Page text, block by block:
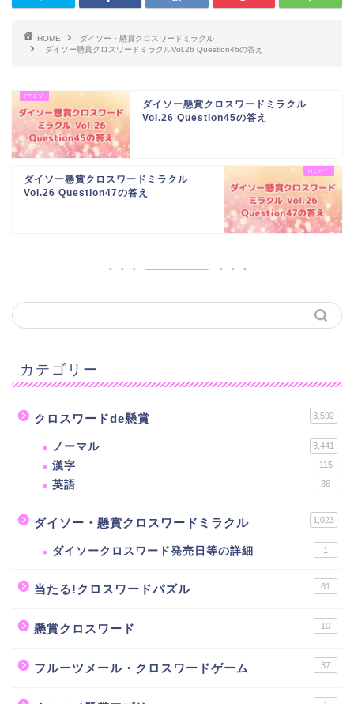
HOME
ダイソー・懸賞クロスワードミラクル
ダイソー懸賞クロスワードミラクルVol.26 Question46の答え
ダイソー懸賞クロスワードミラクル
Vol.26 Question45の答え
ダイソー懸賞クロスワードミラクル
Vol.26 Question47の答え
カテゴリー
クロスワードde懸賞 3,592
ノーマル 3,441
漢字 115
英語 36
ダイソー・懸賞クロスワードミラクル 1,023
ダイソークロスワード発売日等の詳細 1
当たる!クロスワードパズル 81
懸賞クロスワード 10
フルーツメール・クロスワードゲーム 37